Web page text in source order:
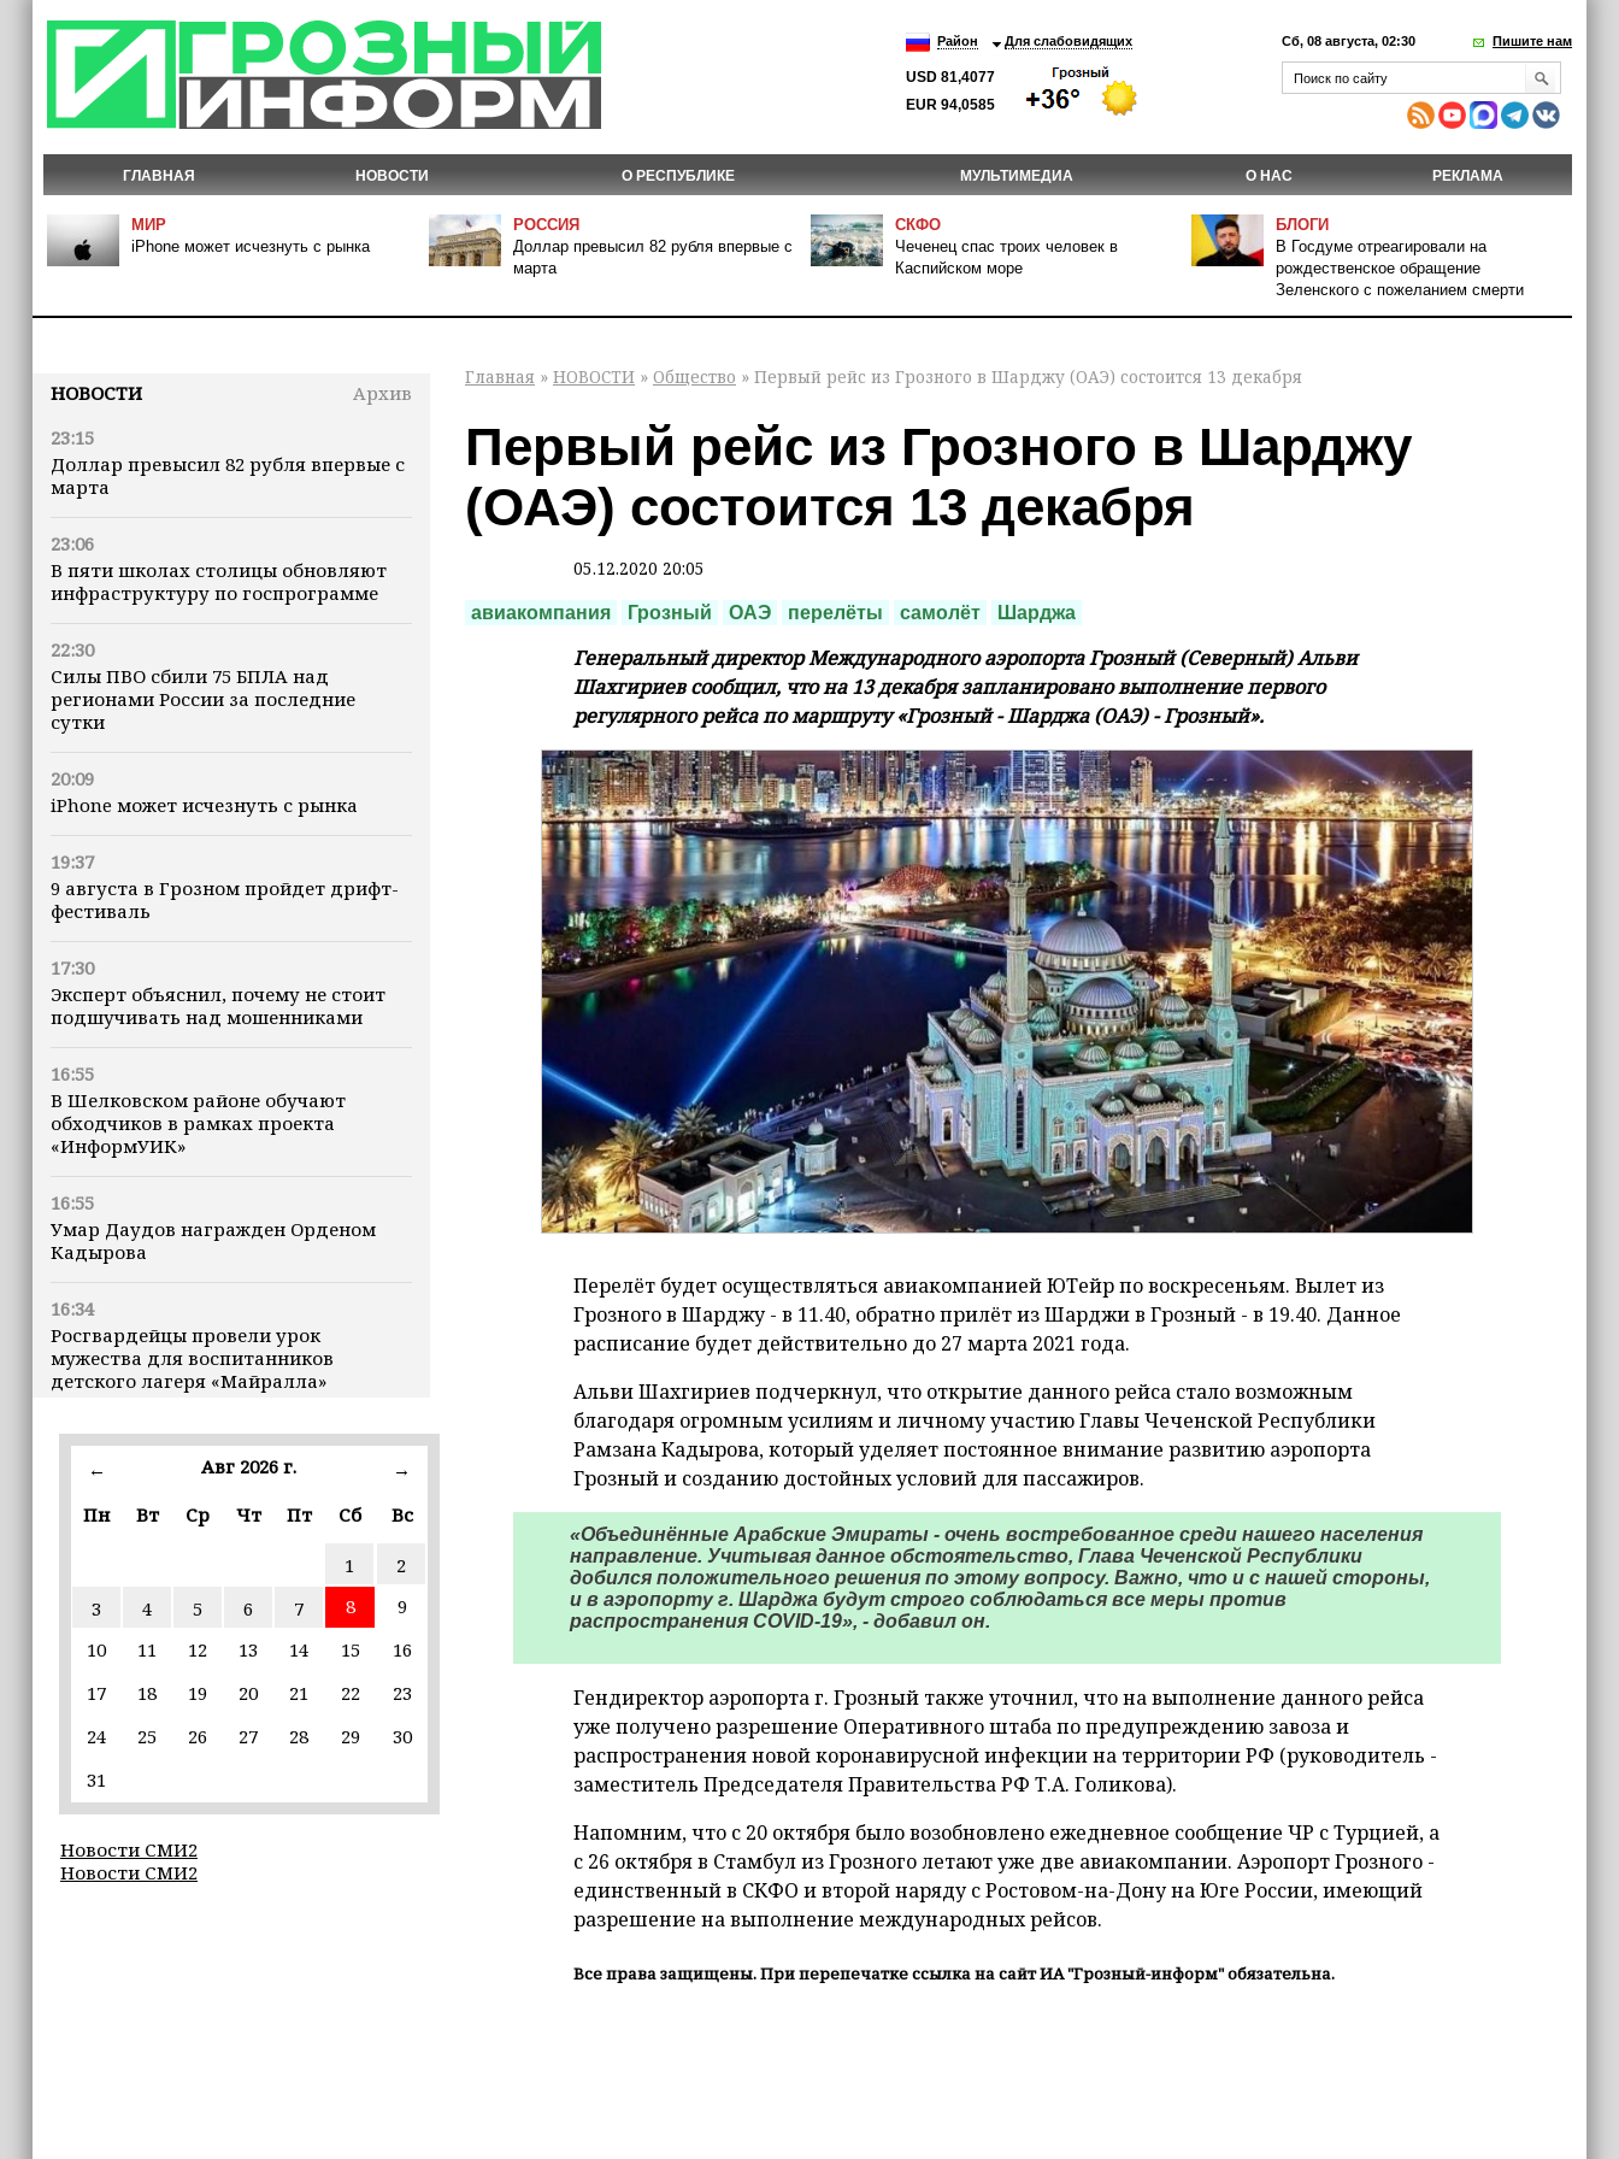
Район Для слабовидящих
USD 81,4077
EUR 94,0585
Сб, 08 августа, 02:30 Пишите нам
ГЛАВНАЯ НОВОСТИ О РЕСПУБЛИКЕ МУЛЬТИМЕДИА О НАС РЕКЛАМА
МИР
iPhone может исчезнуть с рынка
РОССИЯ
Доллар превысил 82 рубля впервые с
марта
СКФО
Чеченец спас троих человек в
Каспийском море
БЛОГИ
В Госдуме отреагировали на
рождественское обращение
Зеленского с пожеланием смерти
НОВОСТИ
Архив
23:15
Доллар превысил 82 рубля впервые с
марта
23:06
В пяти школах столицы обновляют
инфраструктуру по госпрограмме
22:30
Силы ПВО сбили 75 БПЛА над
регионами России за последние
сутки
20:09
iPhone может исчезнуть с рынка
19:37
9 августа в Грозном пройдет дрифт-
фестиваль
17:30
Эксперт объяснил, почему не стоит
подшучивать над мошенниками
16:55
В Шелковском районе обучают
обходчиков в рамках проекта
«ИнформУИК»
16:55
Умар Даудов награжден Орденом
Кадырова
16:34
Росгвардейцы провели урок
мужества для воспитанников
детского лагеря «Майралла»
16:30
Дмитрий Чернышенко: Внутренний
въездной — на 20,1%
Из бюджета Чечни дополнительно
выделено 505 млн рублей
пострадавшим от паводков
15:35
— стать большой
Избирательные участки Шатоя
готовы к приёму голосов
← Авг 2026 г.
→
Пн
Вт Ср Чт Пт Сб Вс
1
2
3
4 5 6 7 8
9
10
11 12 13 14 15
16
17
18 19 20 21 22
23
24
25 26 27 28 29
30
31
Новости СМИ2
Новости СМИ2
Главная » НОВОСТИ » Общество » Первый рейс из Грозного в Шарджу (ОАЭ) состоится 13 декабря
Первый рейс из Грозного в Шарджу
(ОАЭ) состоится 13 декабря
05.12.2020 20:05
авиакомпания Грозный ОАЭ перелёты самолёт Шарджа
Генеральный директор Международного аэропорта Грозный (Северный) Альви
Шахгириев сообщил, что на 13 декабря запланировано выполнение первого
регулярного рейса по маршруту «Грозный - Шарджа (ОАЭ) - Грозный».
Перелёт будет осуществляться авиакомпанией ЮТейр по воскресеньям. Вылет из
Грозного в Шарджу - в 11.40, обратно прилёт из Шарджи в Грозный - в 19.40. Данное
расписание будет действительно до 27 марта 2021 года.
Альви Шахгириев подчеркнул, что открытие данного рейса стало возможным
благодаря огромным усилиям и личному участию Главы Чеченской Республики
Рамзана Кадырова, который уделяет постоянное внимание развитию аэропорта
Грозный и созданию достойных условий для пассажиров.
«Объединённые Арабские Эмираты - очень востребованное среди нашего населения
направление. Учитывая данное обстоятельство, Глава Чеченской Республики
добился положительного решения по этому вопросу. Важно, что и с нашей стороны,
и в аэропорту г. Шарджа будут строго соблюдаться все меры против
распространения COVID-19», - добавил он.
Гендиректор аэропорта г. Грозный также уточнил, что на выполнение данного рейса
уже получено разрешение Оперативного штаба по предупреждению завоза и
распространения новой коронавирусной инфекции на территории РФ (руководитель -
заместитель Председателя Правительства РФ Т.А. Голикова).
Напомним, что с 20 октября было возобновлено ежедневное сообщение ЧР с Турцией, а
с 26 октября в Стамбул из Грозного летают уже две авиакомпании. Аэропорт Грозного -
единственный в СКФО и второй наряду с Ростовом-на-Дону на Юге России, имеющий
разрешение на выполнение международных рейсов.
Все права защищены. При перепечатке ссылка на сайт ИА "Грозный-информ" обязательна.